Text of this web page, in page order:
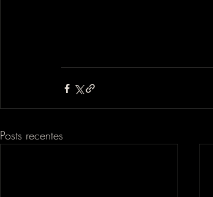
Posts recentes